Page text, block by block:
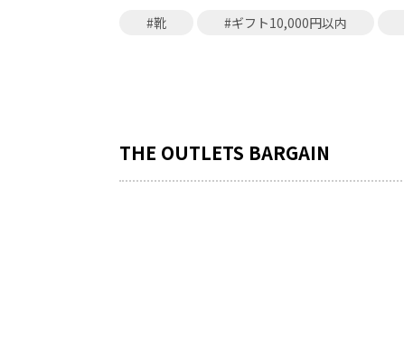
#靴 #ギフト10,000円以内
THE OUTLETS BARGAIN